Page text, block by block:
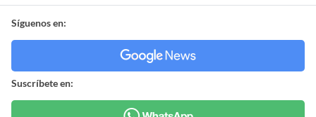
Síguenos en:
Suscríbete en: